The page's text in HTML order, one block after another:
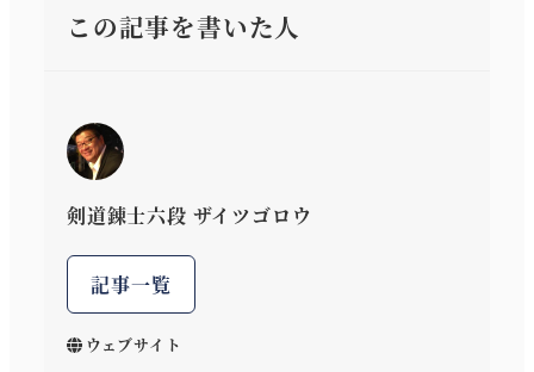
この記事を書いた人
剣道錬士六段 ザイツゴロウ
記事一覧
ウェブサイト